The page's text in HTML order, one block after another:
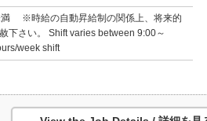
※時給の自動昇給制の関係上、将来的
下さい。 Shift varies between 9:00～
week shift